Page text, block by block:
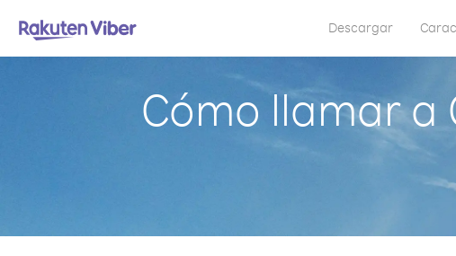
Descargar
Cómo llamar a